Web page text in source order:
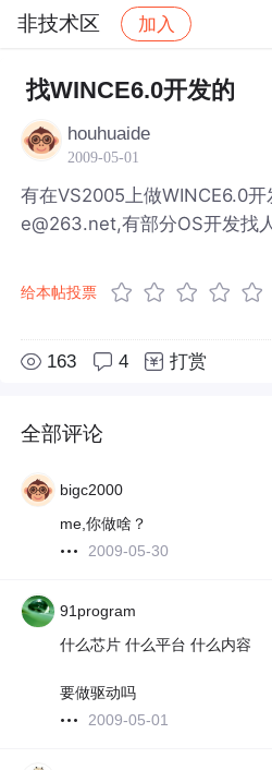
非技术区 加入
社区 非技术区 帖子详情
找WINCE6.0开发的
houhuaide
2009-05-01
有在VS2005上做WINCE6.0
e@263.net,有部分OS开发找
给本帖投票
163 4 打赏
全部评论
bigc2000
me,你做啥？
2009-05-30
91program
什么芯片 什么平台 什么内容
要做驱动吗
2009-05-01